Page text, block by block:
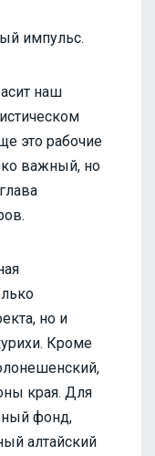
импульс.
наш
это рабочие
важный, но
но и
Кроме
края. Для
фонд,
алтайский